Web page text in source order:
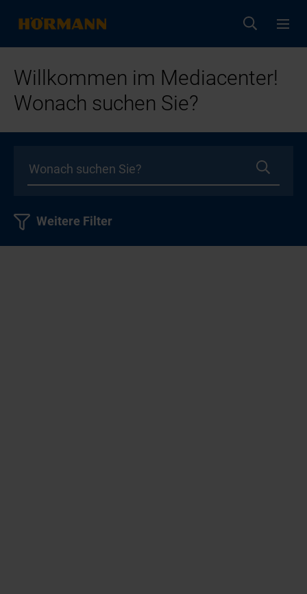
Willkommen im Mediacenter!
Wonach suchen Sie?
Weitere Filter